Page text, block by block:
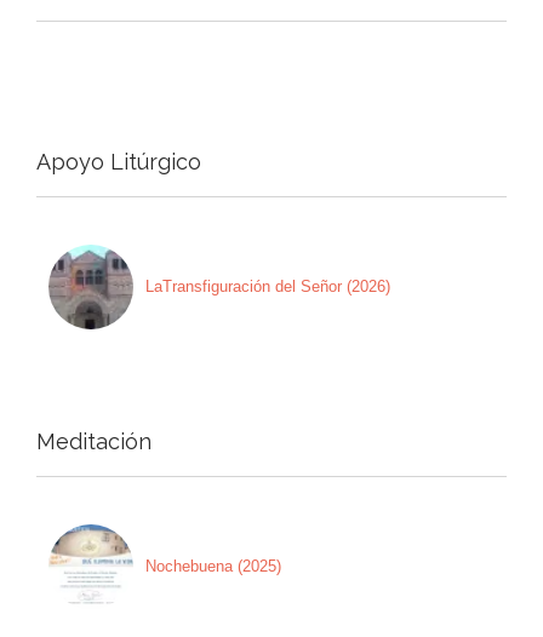
Apoyo Litúrgico
LaTransfiguración del Señor (2026)
Meditación
Nochebuena (2025)